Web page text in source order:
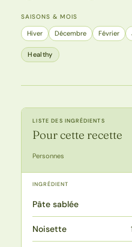
SAISONS & MOIS
Hiver Décembre Février
Healthy
LISTE DES INGRÉDIENTS
Pour cette recette
Personnes
INGRÉDIENT
Pâte sablée
Noisette